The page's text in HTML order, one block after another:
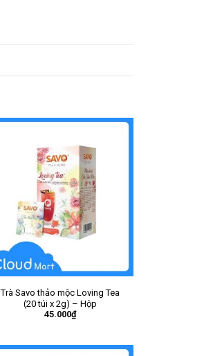
Trà Savo thảo mộc Loving Tea
(20 túi x 2g) – Hộp
45.000₫